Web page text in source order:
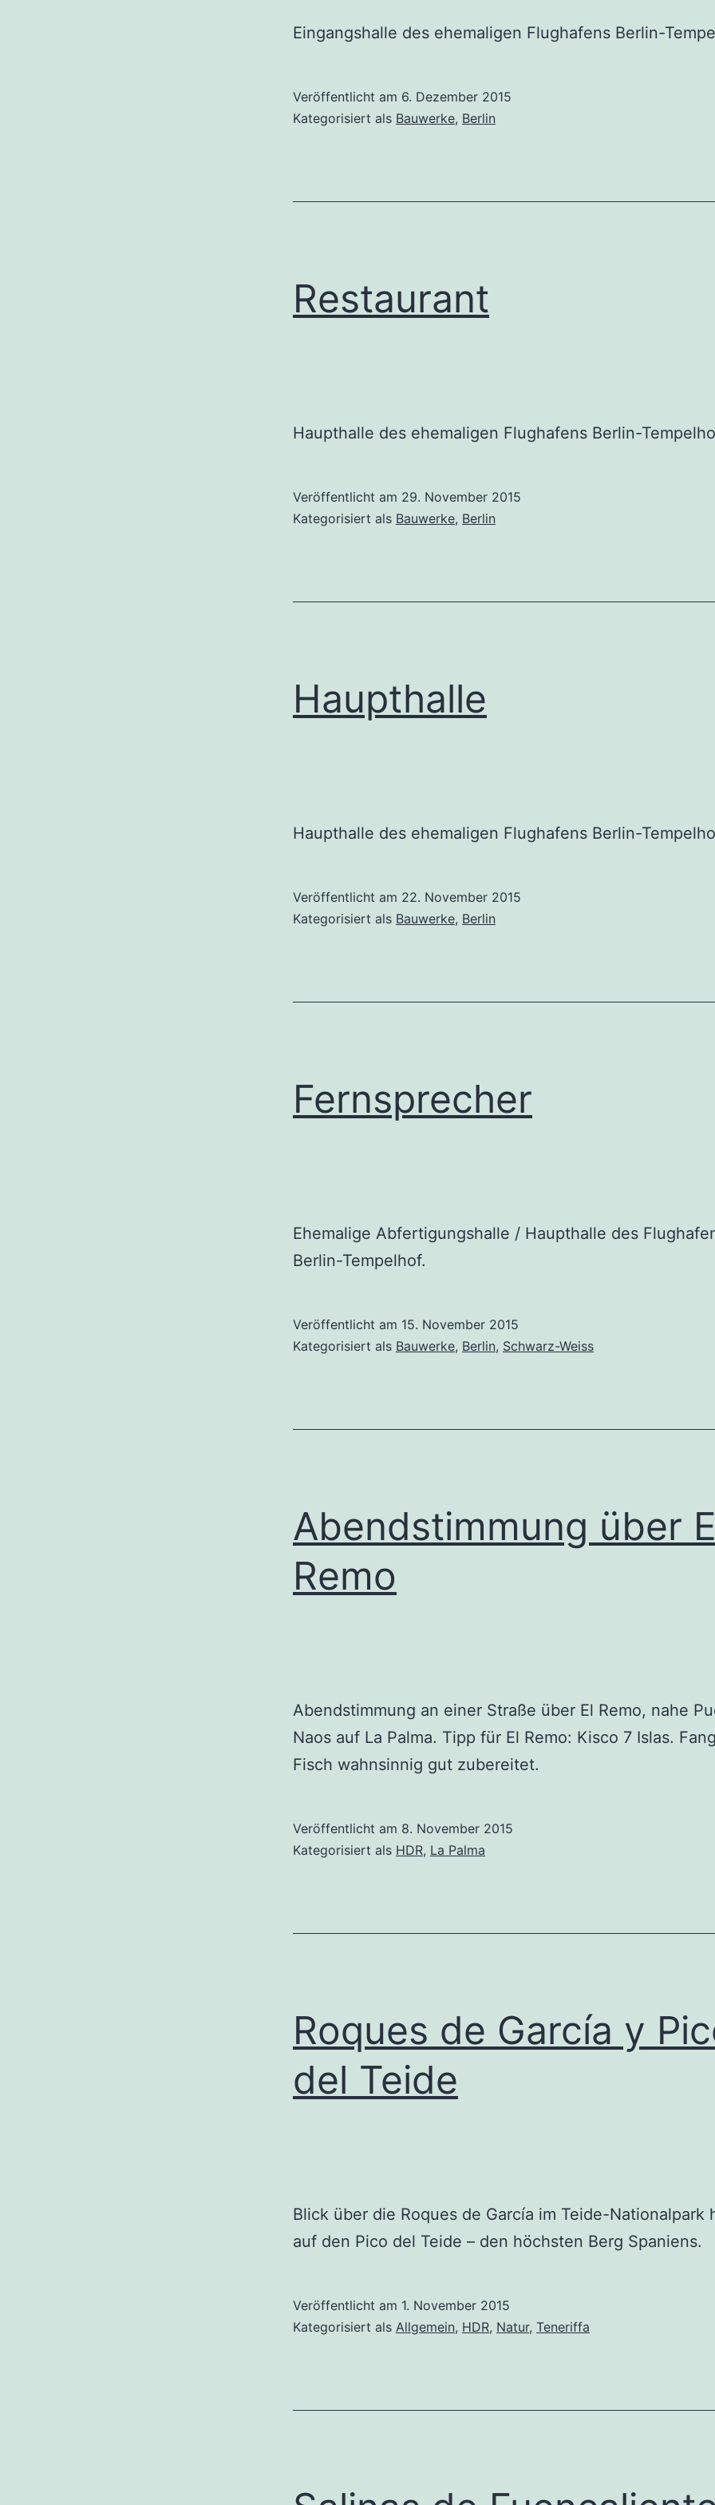
Eingangshalle des ehemaligen Flughafens Berlin-
Veröffentlicht am 6. Dezember 2015
Kategorisiert als Bauwerke, Berlin
Restaurant
Haupthalle des ehemaligen Flughafens Berlin-
Veröffentlicht am 29. November 2015
Kategorisiert als Bauwerke, Berlin
Haupthalle
Haupthalle des ehemaligen Flughafens Berlin-
Veröffentlicht am 22. November 2015
Kategorisiert als Bauwerke, Berlin
Fernsprecher
Ehemalige Abfertigungshalle / Haupthalle des
Berlin-Tempelhof.
Veröffentlicht am 15. November 2015
Kategorisiert als Bauwerke, Berlin, Schwarz-Weiss
Abendstimmung über
Remo
Abendstimmung an einer Straße über El Remo, nahe
Naos auf La Palma. Tipp für El Remo: Kisco 7 Islas.
Fisch wahnsinnig gut zubereitet.
Veröffentlicht am 8. November 2015
Kategorisiert als HDR, La Palma
Roques de García y
del Teide
Blick über die Roques de García im Teide-Nationalpark
auf den Pico del Teide – den höchsten Berg Spaniens.
Veröffentlicht am 1. November 2015
Kategorisiert als Allgemein, HDR, Natur, Teneriffa